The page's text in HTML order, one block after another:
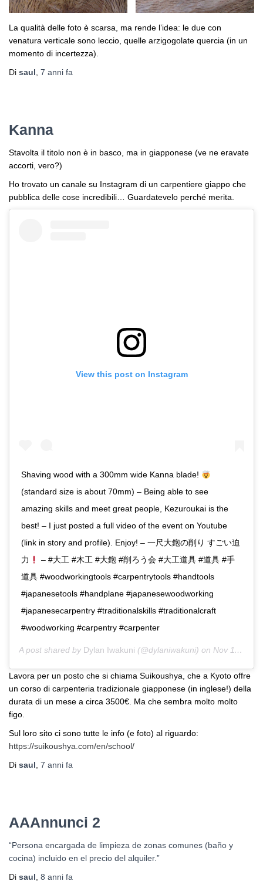
La qualità delle foto è scarsa, ma rende l’idea: le due con
venatura verticale sono leccio, quelle arzigogolate quercia (in un
momento di incertezza).
Di saul 7 anni fa
Kanna
Stavolta il titolo non è in basco, ma in giapponese (ve ne eravate
accorti, vero?)
Ho trovato un canale su Instagram di un carpentiere giappo che
pubblica delle cose incredibili… Guardatevelo perché merita.
View this post on Instagram
Shaving wood with a 300mm wide Kanna blade!
(standard size is about 70mm) – Being able to see
amazing skills and meet great people, Kezuroukai is the
best! – I just posted a full video of the event on Youtube
(link in story and profile). Enjoy! – 一尺大鉋の削り すごい迫
力
– #大工 #木工 #大鉋 #削ろう会 #大工道具 #道具 #手
道具 #woodworkingtools #carpentrytools #handtools
#japanesetools #handplane #japanesewoodworking
#japanesecarpentry #traditionalskills #traditionalcraft
#woodworking #carpentry #carpenter
A post shared by Dylan Iwakuni (@dylaniwakuni) on Nov 11, 2018 at 5:21am PST
Lavora per un posto che si chiama Suikoushya, che a Kyoto offre
un corso di carpenteria tradizionale giapponese (in inglese!) della
durata di un mese a circa 3500€. Ma che sembra molto molto
figo.
Sul loro sito ci sono tutte le info (e foto) al riguardo:
https://suikoushya.com/en/school/
Di saul, 7 anni fa
AAAnnunci 2
“Persona encargada de limpieza de zonas comunes (baño y
cocina) incluido en el precio del alquiler.”
Di saul, 8 anni fa